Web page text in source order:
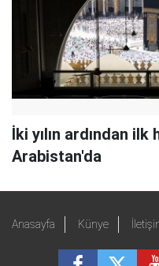
İki yılın ardından
Arabistan'da
Anasayfa Künye